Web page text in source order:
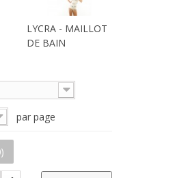
LYCRA - MAILLOT
DE BAIN
par page
)